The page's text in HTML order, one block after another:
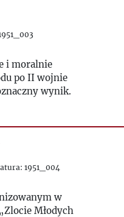
1966
i moralnie
po II wojnie
wynik.
1951_004
w
Młodych